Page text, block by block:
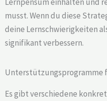
musst. Wenn du diese
deine Lernschwierigkeiten
signifikant verbessern.
Unterstützungsprogramme
Es gibt verschiedene